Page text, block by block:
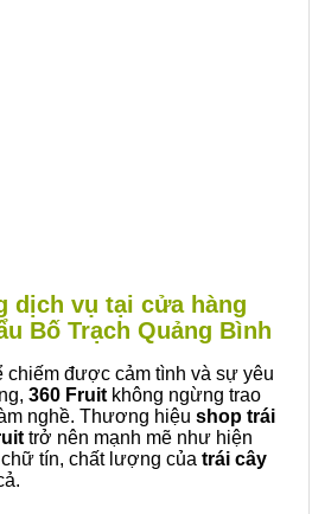
dịch vụ tại cửa hàng
Bố Trạch Quảng Bình
được cảm tình và sự yêu
360 Fruit không ngừng trao
nghề. Thương hiệu shop trái
trở nên mạnh mẽ như hiện
tín, chất lượng của trái cây